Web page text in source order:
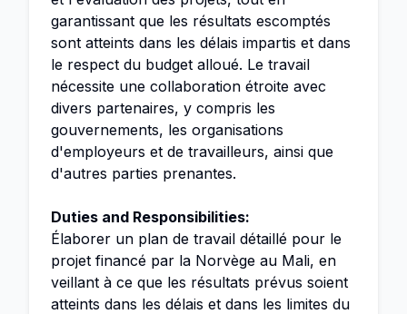
garantissant que les résultats escomptés
sont atteints dans les délais impartis et dans
le respect du budget alloué. Le travail
nécessite une collaboration étroite avec
divers partenaires, y compris les
gouvernements, les organisations
d'employeurs et de travailleurs, ainsi que
d'autres parties prenantes.
Duties and Responsibilities:
Élaborer un plan de travail détaillé pour le
projet financé par la Norvège au Mali, en
veillant à ce que les résultats prévus soient
atteints dans les délais et dans les limites du